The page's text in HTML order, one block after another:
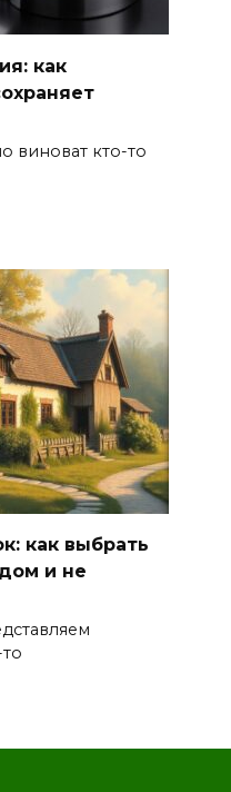
как
виноват кто-то
как выбрать
и не